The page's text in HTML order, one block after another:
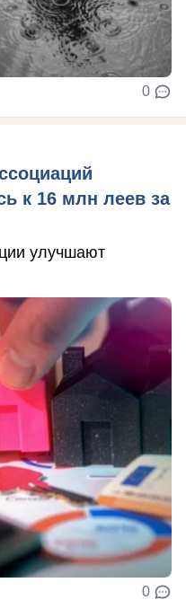
0
к 16 млн леев за
улучшают
0